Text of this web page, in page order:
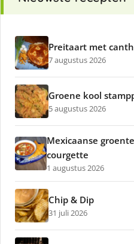
Preitaart met
7 augustus 2026
Groene kool
5 augustus 2026
Mexicaanse
courgette
1 augustus 2026
Chip & Dip
31 juli 2026